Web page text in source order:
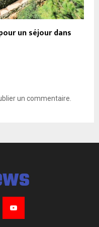
un séjour dans
un commentaire.